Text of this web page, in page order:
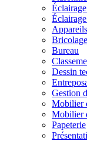
Bricolage
Bureau
Dessin
Gestion
Mobilier
Mobilier
Papeterie